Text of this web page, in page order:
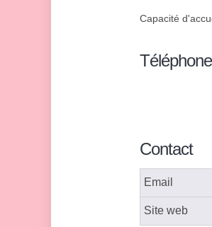
Capacité
Téléphone
Contact
Email
Site web